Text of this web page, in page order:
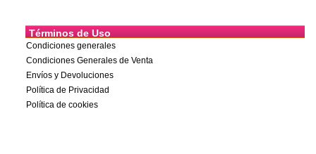
Términos de Uso
Condiciones generales
Condiciones Generales de Venta
Envíos y Devoluciones
Política de Privacidad
Política de cookies